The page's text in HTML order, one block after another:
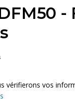
-
vérifierons vos